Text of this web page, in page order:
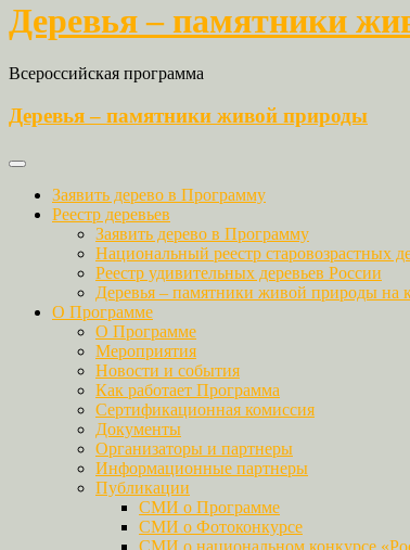
Деревья – памятники
Всероссийская программа
Деревья – памятники живой природы
Заявить дерево в Программу
Реестр деревьев
Заявить дерево в Программу
Национальный реестр старовозрастных
Реестр удивительных деревьев России
Деревья – памятники живой природы на
О Программе
О Программе
Мероприятия
Новости и события
Как работает Программа
Сертификационная комиссия
Документы
Организаторы и партнеры
Информационные партнеры
Публикации
СМИ о Программе
СМИ о Фотоконкурсе
СМИ о национальном конкурсе